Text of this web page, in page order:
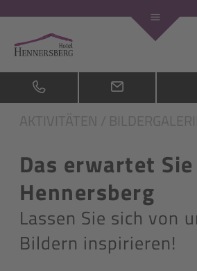
AKTIVITÄTEN /
Das erwartet
Hennersberg
Lassen Sie sich von
Bildern inspirieren!